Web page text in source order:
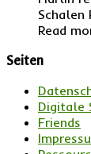
Schalen
Read
Seiten
Digitale
Friends